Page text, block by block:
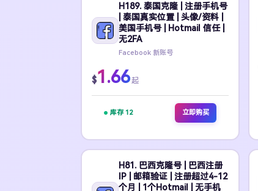
H189. 泰国克隆 | 注册手机号
| 泰国真实位置 | 头像/资料 |
美国手机号 | Hotmail 信任 |
无2FA
Facebook 新账号
$1.66起
库存 12 立即购买
H81. 巴西克隆号 | 巴西注册
IP | 邮箱验证 | 注册超过4-12
个月 | 1个Hotmail | 无手机